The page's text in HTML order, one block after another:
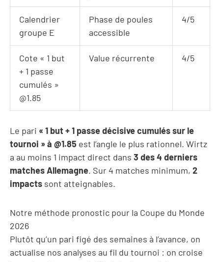
Calendrier
groupe E
Phase de poules
accessible
4/5
Cote « 1 but
+ 1 passe
cumulés »
@1.85
Value récurrente 4/5
Le pari « 1 but + 1 passe décisive cumulés sur le
tournoi » à @1.85 est l’angle le plus rationnel. Wirtz
a au moins 1 impact direct dans 3 des 4 derniers
matches Allemagne. Sur 4 matches minimum, 2
impacts sont atteignables.
Notre méthode pronostic pour la Coupe du Monde
2026
Plutôt qu’un pari figé des semaines à l’avance, on
actualise nos analyses au fil du tournoi : on croise